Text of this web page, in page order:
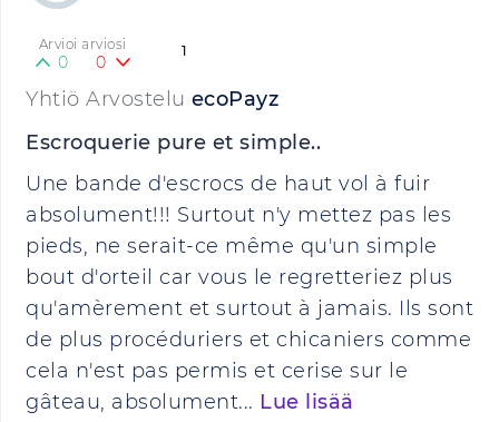
1
Arvioi arviosi
0 0
Yhtiö Arvostelu ecoPayz
Escroquerie pure et simple..
Une bande d'escrocs de haut vol à fuir
absolument!!! Surtout n'y mettez pas les
pieds, ne serait-ce même qu'un simple
bout d'orteil car vous le regretteriez plus
qu'amèrement et surtout à jamais. Ils sont
de plus procéduriers et chicaniers comme
cela n'est pas permis et cerise sur le
gâteau, absolument... Lue lisää